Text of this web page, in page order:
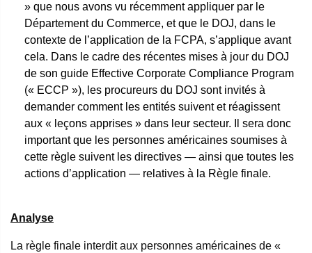
» que nous avons vu récemment appliquer par le
Département du Commerce, et que le DOJ, dans le
contexte de l’application de la FCPA, s’applique avant
cela. Dans le cadre des récentes mises à jour du DOJ
de son guide Effective Corporate Compliance Program
(« ECCP »), les procureurs du DOJ sont invités à
demander comment les entités suivent et réagissent
aux « leçons apprises » dans leur secteur. Il sera donc
important que les personnes américaines soumises à
cette règle suivent les directives — ainsi que toutes les
actions d’application — relatives à la Règle finale.
Analyse
La règle finale interdit aux personnes américaines de «